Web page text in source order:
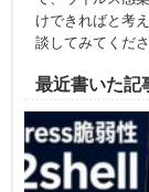
けできればと考
談してみてくだ
最近書いた記